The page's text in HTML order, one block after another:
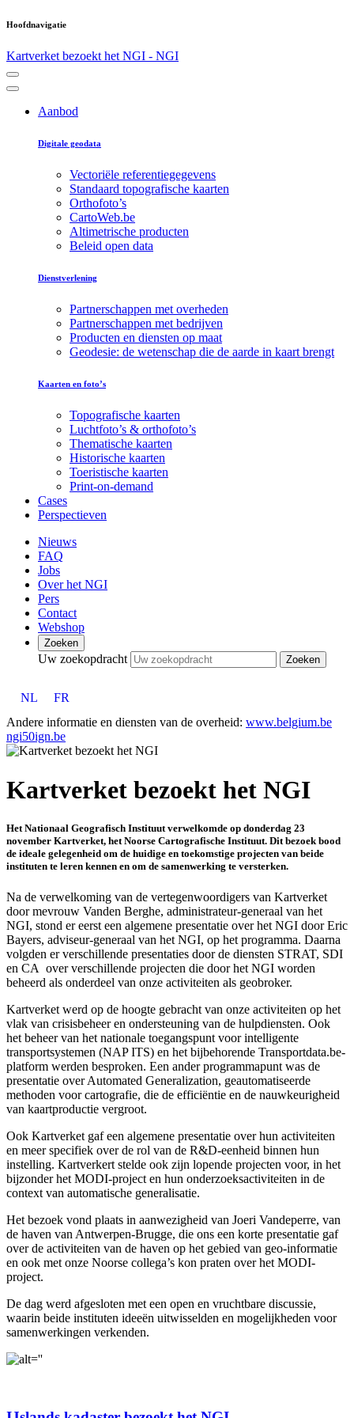
Hoofdnavigatie
Kartverket bezoekt het NGI - NGI
Aanbod
Digitale geodata
Vectoriële referentiegegevens
Standaard topografische kaarten
Orthofoto’s
CartoWeb.be
Altimetrische producten
Beleid open data
Dienstverlening
Partnerschappen met overheden
Partnerschappen met bedrijven
Producten en diensten op maat
Geodesie: de wetenschap die de aarde in kaart brengt
Kaarten en foto’s
Topografische kaarten
Luchtfoto’s & orthofoto’s
Thematische kaarten
Historische kaarten
Toeristische kaarten
Print-on-demand
Cases
Perspectieven
Nieuws
FAQ
Jobs
Over het NGI
Pers
Contact
Webshop
Zoeken
Uw zoekopdracht Zoeken
NL
FR
Andere informatie en diensten van de overheid: www.belgium.be
ngi50ign.be
Kartverket bezoekt het NGI
Het Nationaal Geografisch Instituut verwelkomde op donderdag 23
november Kartverket, het Noorse Cartografische Instituut. Dit bezoek bood
de ideale gelegenheid om de huidige en toekomstige projecten van beide
instituten te leren kennen en om de samenwerking te versterken.
Na de verwelkoming van de vertegenwoordigers van Kartverket
door mevrouw Vanden Berghe, administrateur-generaal van het
NGI, stond er eerst een algemene presentatie over het NGI door Eric
Bayers, adviseur-generaal van het NGI, op het programma. Daarna
volgden er verschillende presentaties door de diensten STRAT, SDI
en CA over verschillende projecten die door het NGI worden
beheerd als onderdeel van onze activiteiten als geobroker.
Kartverket werd op de hoogte gebracht van onze activiteiten op het
vlak van crisisbeheer en ondersteuning van de hulpdiensten. Ook
het beheer van het nationale toegangspunt voor intelligente
transportsystemen (NAP ITS) en het bijbehorende Transportdata.be-
platform werden besproken. Een ander programmapunt was de
presentatie over Automated Generalization, geautomatiseerde
methoden voor cartografie, die de efficiëntie en de nauwkeurigheid
van kaartproductie vergroot.
Ook Kartverket gaf een algemene presentatie over hun activiteiten
en meer specifiek over de rol van de R&D-eenheid binnen hun
instelling. Kartverkert stelde ook zijn lopende projecten voor, in het
bijzonder het MODI-project en hun onderzoeksactiviteiten in de
context van automatische generalisatie.
Het bezoek vond plaats in aanwezigheid van Joeri Vandeperre, van
de haven van Antwerpen-Brugge, die ons een korte presentatie gaf
over de activiteiten van de haven op het gebied van geo-informatie
en ook met onze Noorse collega’s kon praten over het MODI-
project.
De dag werd afgesloten met een open en vruchtbare discussie,
waarin beide instituten ideeën uitwisselden en mogelijkheden voor
samenwerkingen verkenden.